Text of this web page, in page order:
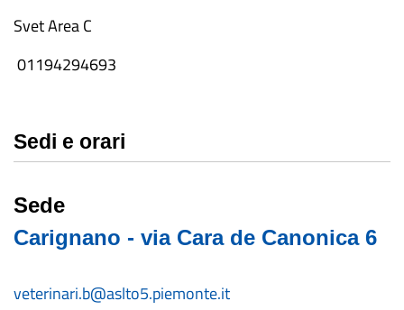
Svet Area C
01194294693
Sedi e orari
Sede
Carignano - via Cara de Canonica 6
veterinari.b@aslto5.piemonte.it